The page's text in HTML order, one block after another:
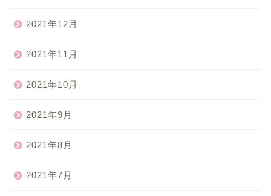
2021年12月
2021年11月
2021年10月
2021年9月
2021年8月
2021年7月